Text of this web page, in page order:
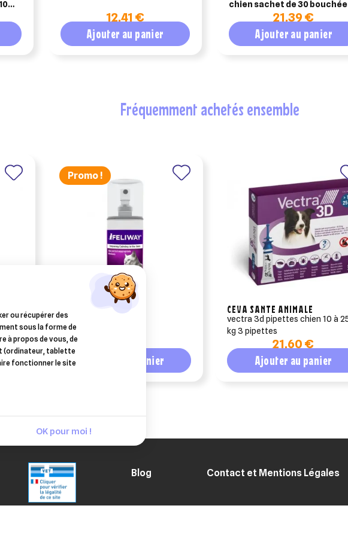
12,41 €
Ajouter au panier
chien sachet de 30
21,39 €
Ajouter au panier
fréquemment achetés ensemble
Promo !
CEVA SANTE ANIMALE
feliway spray 20 ml
Ajouter au panier
CEVA SANTE ANIMALE
vectra 3d pipettes chien 10 à
kg 3 pipettes
21,60 €
Ajouter au panier
Blog Contact et Mentions Légales
ou récupérer des
sous la forme de
à propos de vous, de
(ordinateur, tablette
fonctionner le site
OK pour moi !